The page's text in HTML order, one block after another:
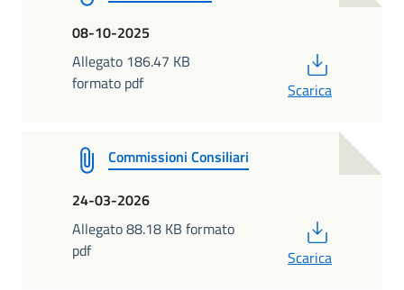
08-10-2025
Allegato 186.47 KB
formato pdf
Scarica
Commissioni Consiliari
24-03-2026
Allegato 88.18 KB formato
pdf
Scarica